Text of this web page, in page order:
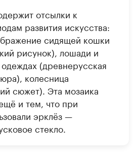
отсылки к
развития искусства:
сидящей кошки
рисунок), лошади и
(древнерусская
колесница
сюжет). Эта мозаика
и тем, что при
эрклёз —
стекло.